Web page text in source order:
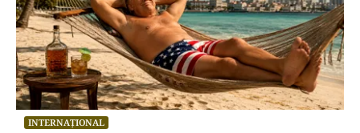
INTERNAȚIONAL